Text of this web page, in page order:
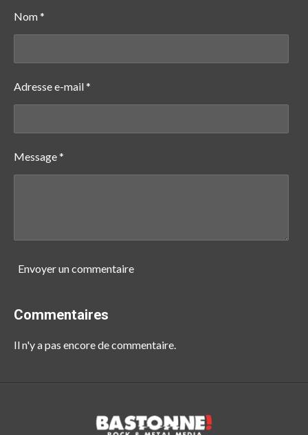
e
Nom *
Adresse e-mail *
Message *
Envoyer un commentaire
Commentaires
Il n'y a pas encore de commentaire.